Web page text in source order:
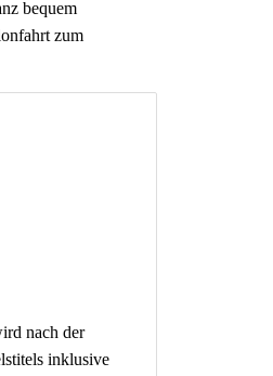
bequem
zum
nach der
inklusive